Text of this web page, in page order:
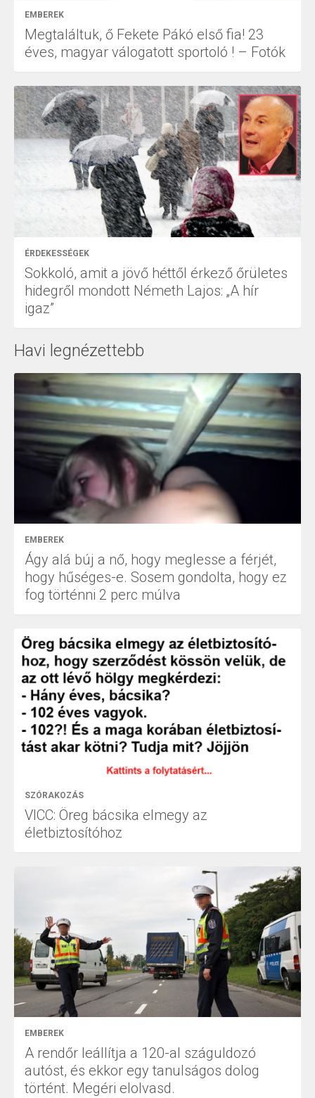
EMBEREK
Megtaláltuk, ő Fekete Pákó első fia! 23
éves, magyar válogatott sportoló ! – Fotók
ÉRDEKESSÉGEK
Sokkoló, amit a jövő héttől érkező őrületes
hidegről mondott Németh Lajos: „A hír
igaz”
Havi legnézettebb
EMBEREK
Ágy alá búj a nő, hogy meglesse a férjét,
hogy hűséges-e. Sosem gondolta, hogy ez
fog történni 2 perc múlva
SZÓRAKOZÁS
VICC: Öreg bácsika elmegy az
életbiztosítóhoz
EMBEREK
A rendőr leállítja a 120-al száguldozó
autóst, és ekkor egy tanulságos dolog
történt. Megéri elolvasd.